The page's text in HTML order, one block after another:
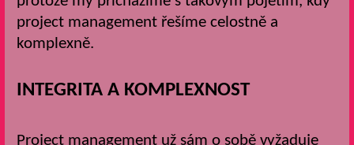
project management řešíme celostně a
komplexně.
INTEGRITA A KOMPLEXNOST
Project management už sám o sobě vyžaduje